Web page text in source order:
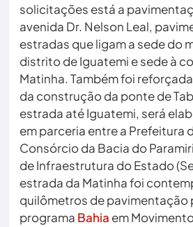
solicitações está a
avenida Dr. Nelson Leal,
estradas que ligam a sede do
distrito de Iguatemi e sede à
Matinha. Também foi
da construção da ponte de
estrada até Iguatemi, será
em parceria entre a Prefeitura
Consórcio da Bacia do
de Infraestrutura do Estado
estrada da Matinha foi
quilômetros de pavimentação
programa Bahia em